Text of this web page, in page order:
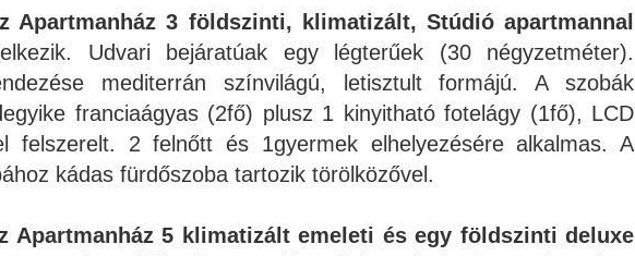
Apartmanház 3 földszinti, klimatizált, Stúdió apartmannal
Udvari bejáratúak egy légterűek (30 négyzetméter).
mediterrán színvilágú, letisztult formájú. A szobák
franciaágyas (2fő) plusz 1 kinyitható fotelágy (1fő), LCD
felszerelt. 2 felnőtt és 1gyermek elhelyezésére alkalmas. A
kádas fürdőszoba tartozik törölközővel.
Apartmanház 5 klimatizált emeleti és egy földszinti deluxe